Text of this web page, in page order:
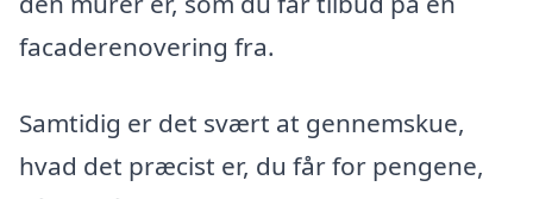
facaderenovering fra.
Samtidig er det svært at gennemskue,
hvad det præcist er, du får for pengene,